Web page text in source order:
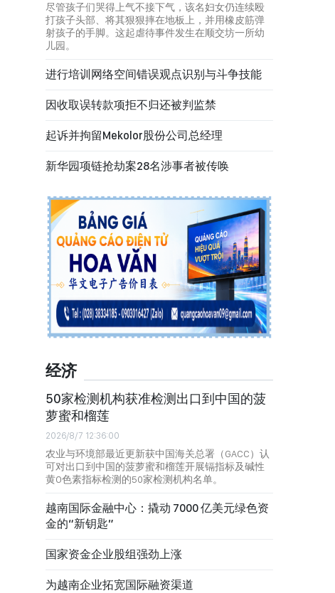
尽管孩子们哭得上气不接下气，该名妇女仍连续殴
打孩子头部、将其狠狠摔在地板上，并用橡皮筋弹
射孩子的手脚。这起虐待事件发生在顺交坊一所幼
儿园。
进行培训网络空间错误观点识别与斗争技能
因收取误转款项拒不归还被判监禁
起诉并拘留Mekolor股份公司总经理
新华园项链抢劫案28名涉事者被传唤
经济
50家检测机构获准检测出口到中国的菠
萝蜜和榴莲
2026/8/7 12:36:00
农业与环境部最近更新获中国海关总署（GACC）认
可对出口到中国的菠萝蜜和榴莲开展镉指标及碱性
黄O色素指标检测的50家检测机构名单。
越南国际金融中心：撬动 7000 亿美元绿色资
金的“新钥匙”
国家资金企业股组强劲上涨
为越南企业拓宽国际融资渠道